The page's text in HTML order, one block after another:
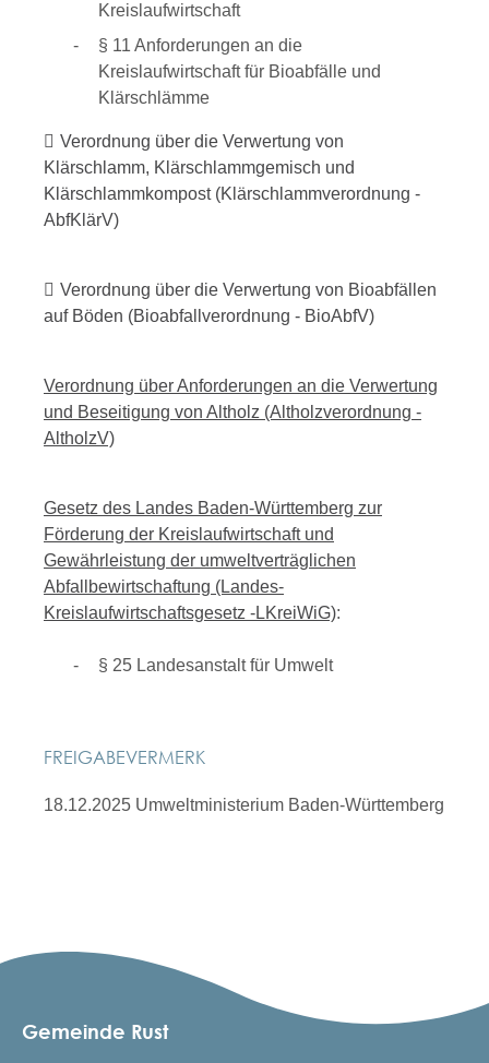
Kreislaufwirtschaft
§ 11 Anforderungen an die
Kreislaufwirtschaft für Bioabfälle und
Klärschlämme
Verordnung über die Verwertung von
Klärschlamm, Klärschlammgemisch und
Klärschlammkompost (Klärschlammverordnung -
AbfKlärV)
Verordnung über die Verwertung von Bioabfällen
auf Böden (Bioabfallverordnung - BioAbfV)
Verordnung über Anforderungen an die Verwertung
und Beseitigung von Altholz (Altholzverordnung -
AltholzV)
Gesetz des Landes Baden-Württemberg zur
Förderung der Kreislaufwirtschaft und
Gewährleistung der umweltverträglichen
Abfallbewirtschaftung (Landes-
Kreislaufwirtschaftsgesetz -LKreiWiG):
§ 25 Landesanstalt für Umwelt
FREIGABEVERMERK
18.12.2025 Umweltministerium Baden-Württemberg
Gemeinde Rust